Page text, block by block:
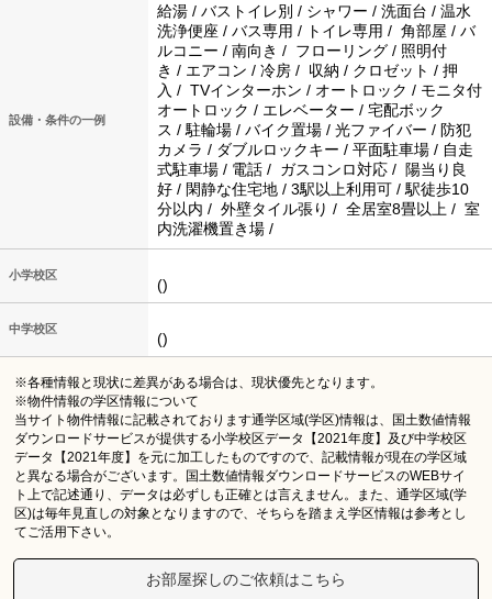
設備・条件の一例
給湯 / バストイレ別 / シャワー / 洗面台 / 温水
洗浄便座 / バス専用 / トイレ専用 / 角部屋 / バ
ルコニー / 南向き / フローリング / 照明付
き / エアコン / 冷房 / 収納 / クロゼット / 押
入 / TVインターホン / オートロック / モニタ付
オートロック / エレベーター / 宅配ボック
ス / 駐輪場 / バイク置場 / 光ファイバー / 防犯
カメラ / ダブルロックキー / 平面駐車場 / 自走
式駐車場 / 電話 / ガスコンロ対応 / 陽当り良
好 / 閑静な住宅地 / 3駅以上利用可 / 駅徒歩10
分以内 / 外壁タイル張り / 全居室8畳以上 / 室
内洗濯機置き場 /
小学校区
()
中学校区
()
※各種情報と現状に差異がある場合は、現状優先となります。
※物件情報の学区情報について
当サイト物件情報に記載されております通学区域(学区)情報は、国土数値情報
ダウンロードサービスが提供する小学校区データ【2021年度】及び中学校区
データ【2021年度】を元に加工したものですので、記載情報が現在の学区域
と異なる場合がございます。国土数値情報ダウンロードサービスのWEBサイ
ト上で記述通り、データは必ずしも正確とは言えません。また、通学区域(学
区)は毎年見直しの対象となりますので、そちらを踏まえ学区情報は参考とし
てご活用下さい。
お部屋探しのご依頼はこちら